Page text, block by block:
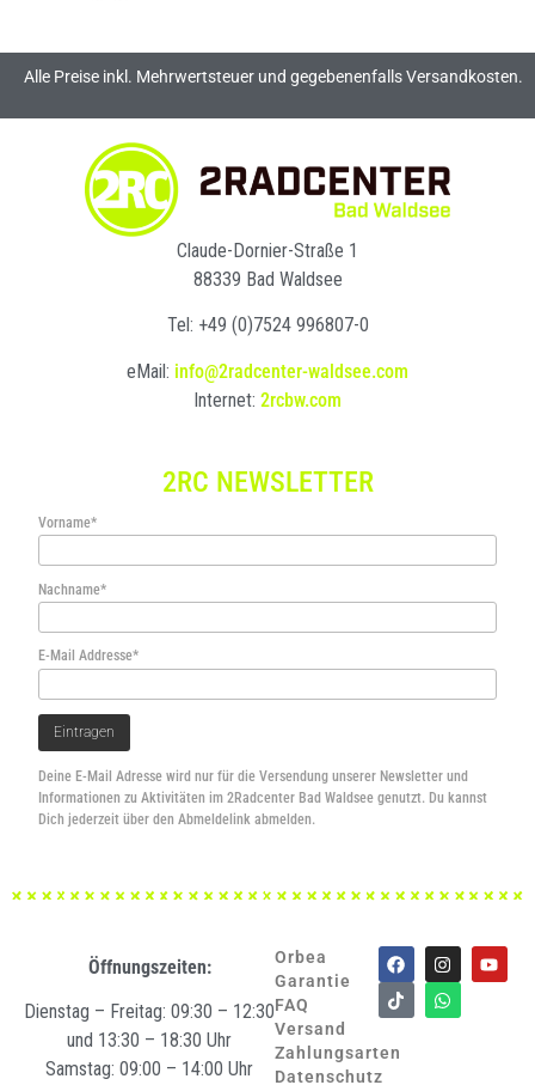
Alle Preise inkl. Mehrwertsteuer und gegebenenfalls Versandkosten.
Claude-Dornier-Straße 1
88339 Bad Waldsee
Tel: +49 (0)7524 996807-0
eMail: info@2radcenter-waldsee.com
Internet: 2rcbw.com
2RC NEWSLETTER
Vorname*
Nachname*
E-Mail Addresse*
Deine E-Mail Adresse wird nur für die Versendung unserer Newsletter und
Informationen zu Aktivitäten im 2Radcenter Bad Waldsee genutzt. Du kannst
Dich jederzeit über den Abmeldelink abmelden.
Öffnungszeiten:
Dienstag – Freitag: 09:30 – 12:30
und 13:30 – 18:30 Uhr
Samstag: 09:00 – 14:00 Uhr
Orbea
Garantie
FAQ
Versand
Zahlungsarten
Datenschutz